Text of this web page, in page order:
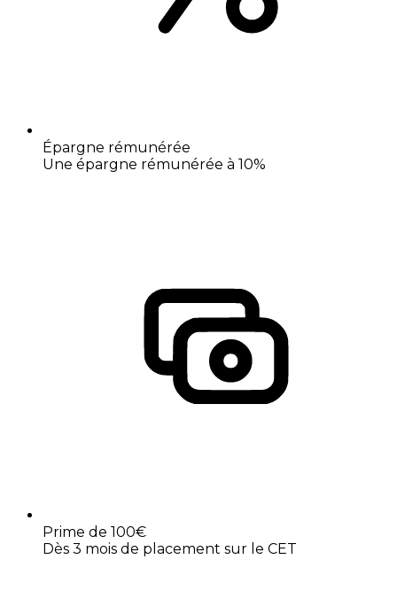
Épargne rémunérée
Une épargne rémunérée à 10%
Prime de 100€
Dès 3 mois de placement sur le CET